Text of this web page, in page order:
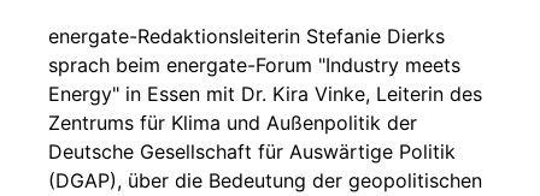
energate-Redaktionsleiterin Stefanie Dierks
sprach beim energate-Forum "Industry meets
Energy" in Essen mit Dr. Kira Vinke, Leiterin des
Zentrums für Klima und Außenpolitik der
Deutsche Gesellschaft für Auswärtige Politik
(DGAP), über die Bedeutung der geopolitischen